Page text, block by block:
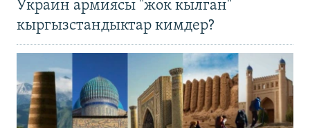
Украин армиясы "жок кылган"
кыргызстандыктар кимдер?